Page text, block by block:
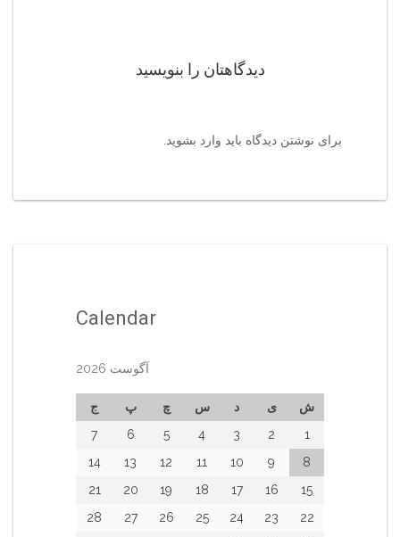
دیدگاهتان را بنویسید
برای نوشتن دیدگاه باید وارد بشوید
Calendar
آگوست 2026
ش ی د س چ پ
ج
1
2
3
4
5
6
7
8
9
10
11
12
13
14
15
16
17
18
19
20
21
22
23
24
25
26
27
28